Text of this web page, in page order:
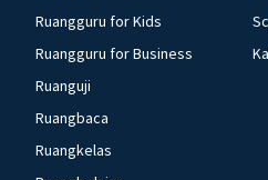
Ruangguru for Kids
Ruangguru for Business
Ruanguji
Ruangbaca
Ruangkelas